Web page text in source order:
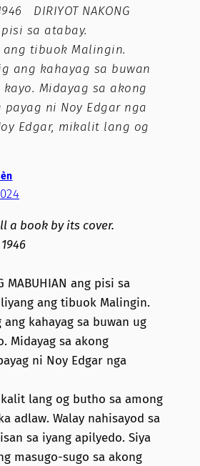
DIRIYOT NAKONG
pisi sa atabay.
tibuok Malingin.
ang kahayag sa buwan
Midayag sa akong
ni Noy Edgar nga
Edgar, mikalit lang og
a book by its cover.
MABUHIAN ang pisi sa
ang tibuok Malingin.
kahayag sa buwan ug
Midayag sa akong
ni Noy Edgar nga
lang og butho sa among
adlaw. Walay nahisayod sa
sa iyang apilyedo. Siya
masugo-sugo sa akong